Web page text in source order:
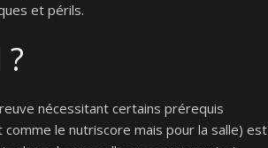
et périls.
nécessitant certains prérequis
comme le nutriscore mais pour la salle) est